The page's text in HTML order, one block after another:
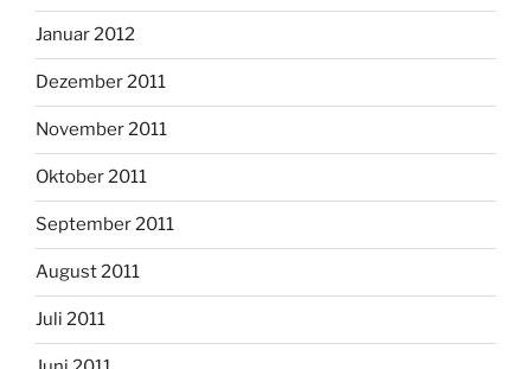
Januar 2012
Dezember 2011
November 2011
Oktober 2011
September 2011
August 2011
Juli 2011